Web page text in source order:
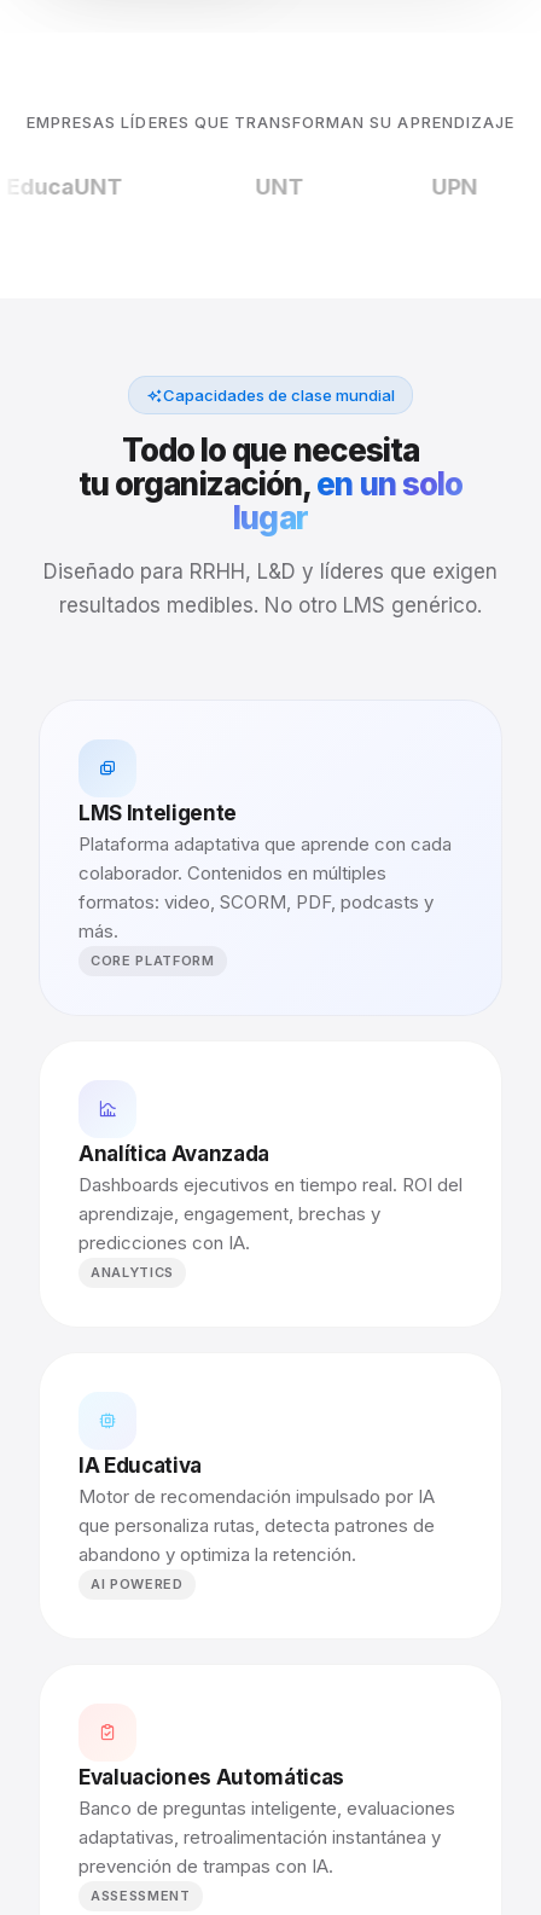
EMPRESAS LÍDERES QUE TRANSFORMAN SU APRENDIZAJE
UNT UPN
Capacidades de clase mundial
Todo lo que necesita
tu organización,en un solo
lugar
Diseñado para RRHH, L&D y líderes que exigen
resultados medibles. No otro LMS genérico.
LMS Inteligente
Plataforma adaptativa que aprende con cada
colaborador. Contenidos en múltiples
formatos: video, SCORM, PDF, podcasts y
más.
CORE PLATFORM
Analítica Avanzada
Dashboards ejecutivos en tiempo real. ROI del
aprendizaje, engagement, brechas y
predicciones con IA.
ANALYTICS
IA Educativa
Motor de recomendación impulsado por IA
que personaliza rutas, detecta patrones de
abandono y optimiza la retención.
AI POWERED
Evaluaciones Automáticas
Banco de preguntas inteligente, evaluaciones
adaptativas, retroalimentación instantánea y
prevención de trampas con IA.
ASSESSMENT